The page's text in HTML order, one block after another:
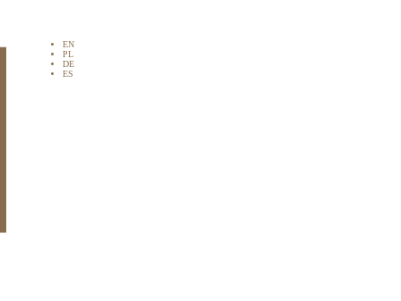
EN
PL
DE
ES